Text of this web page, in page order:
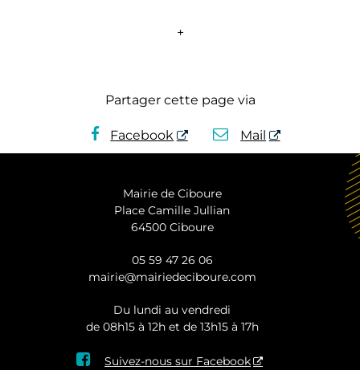
+
Partager cette page via
Facebook Mail
Mairie de Ciboure
Place Camille Jullian
64500 Ciboure
05 59 47 26 06
mairie@mairiedeciboure.com
Du lundi au vendredi
de 08h15 à 12h et de 13h15 à 17h
 Suivez-nous sur Facebook